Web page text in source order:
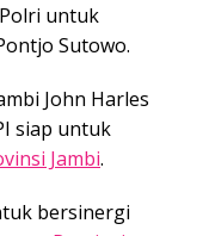
untuk
Sutowo.
John Harles
siap untuk
Jambi.
bersinergi